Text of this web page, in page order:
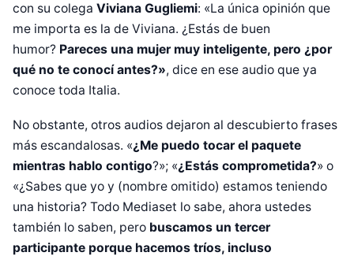
con su colega Viviana Gugliemi: «La única opinión que
me importa es la de Viviana. ¿Estás de buen
humor? Pareces una mujer muy inteligente, pero ¿por
qué no te conocí antes?», dice en ese audio que ya
conoce toda Italia.
No obstante, otros audios dejaron al descubierto frases
más escandalosas. «¿Me puedo tocar el paquete
mientras hablo contigo?»; «¿Estás comprometida?» o
«¿Sabes que yo y (nombre omitido) estamos teniendo
una historia? Todo Mediaset lo sabe, ahora ustedes
también lo saben, pero buscamos un tercer
participante porque hacemos tríos, incluso